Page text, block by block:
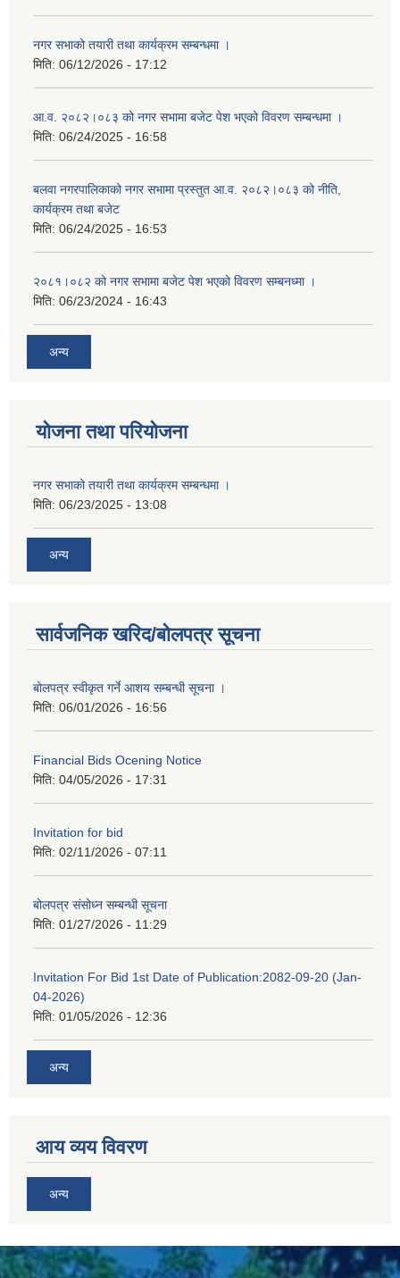
नगर सभाको तयारी तथा कार्यक्रम सम्बन्धमा ।
मिति: 06/12/2026 - 17:12
आ.व. २०८२।०८३ को नगर सभामा बजेट पेश भएको विवरण सम्बन्धमा ।
मिति: 06/24/2025 - 16:58
बलवा नगरपालिकाको नगर सभामा प्रस्तुत आ.व. २०८२।०८३ को नीति,
कार्यक्रम तथा बजेट
मिति: 06/24/2025 - 16:53
२०८१।०८२ को नगर सभामा बजेट पेश भएको विवरण सम्बनध्मा ।
मिति: 06/23/2024 - 16:43
अन्य
योजना तथा परियोजना
नगर सभाको तयारी तथा कार्यक्रम सम्बन्धमा ।
मिति: 06/23/2025 - 13:08
अन्य
सार्वजनिक खरिद/बोलपत्र सूचना
बोलपत्र स्वीकृत गर्ने आशय सम्बन्धी सूचना ।
मिति: 06/01/2026 - 16:56
Financial Bids Ocening Notice
मिति: 04/05/2026 - 17:31
Invitation for bid
मिति: 02/11/2026 - 07:11
बोलपत्र संसोध्न सम्बन्धी सूचना
मिति: 01/27/2026 - 11:29
Invitation For Bid 1st Date of Publication:2082-09-20 (Jan-
04-2026)
मिति: 01/05/2026 - 12:36
अन्य
आय व्यय विवरण
अन्य